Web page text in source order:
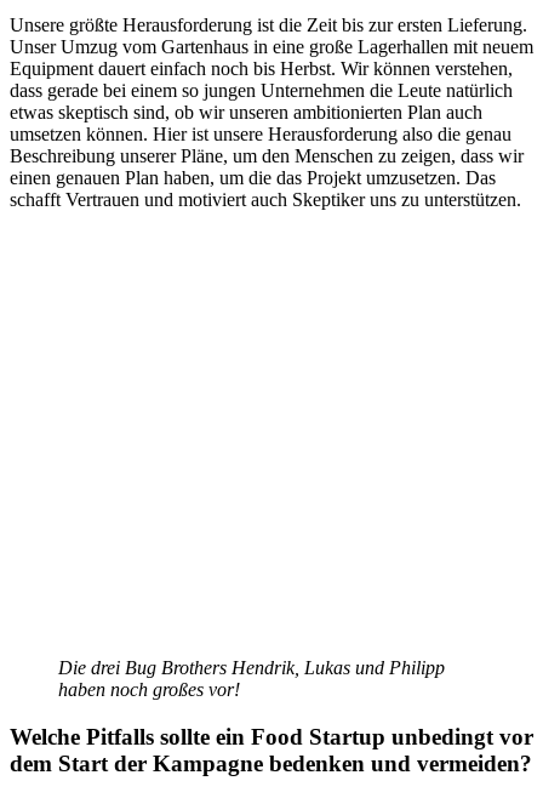
Unsere größte Herausforderung ist die Zeit bis zur ersten Lieferung.
Unser Umzug vom Gartenhaus in eine große Lagerhallen mit neuem
Equipment dauert einfach noch bis Herbst. Wir können verstehen,
dass gerade bei einem so jungen Unternehmen die Leute natürlich
etwas skeptisch sind, ob wir unseren ambitionierten Plan auch
umsetzen können. Hier ist unsere Herausforderung also die genau
Beschreibung unserer Pläne, um den Menschen zu zeigen, dass wir
einen genauen Plan haben, um die das Projekt umzusetzen. Das
schafft Vertrauen und motiviert auch Skeptiker uns zu unterstützen.
Die drei Bug Brothers Hendrik, Lukas und Philipp
haben noch großes vor!
Welche Pitfalls sollte ein Food Startup unbedingt vor
dem Start der Kampagne bedenken und vermeiden?